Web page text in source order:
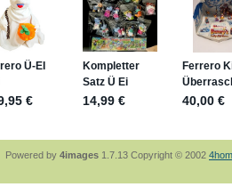
jan-lukas:
geschrieben am: 29. 4. 2026 -
https://www.ferrero-
sammelspass.de/einladung/
jan-lukas:
geschrieben am: 28. 4. 2026 -
stimmt, jetzt fällt es mir auch ein
So habe ich das in Erinnerung ... oder?
jan-lukas:geschrieben am: 28. 4. 2026 -
Powered by 4images 1.7.13 Copyright © 2002